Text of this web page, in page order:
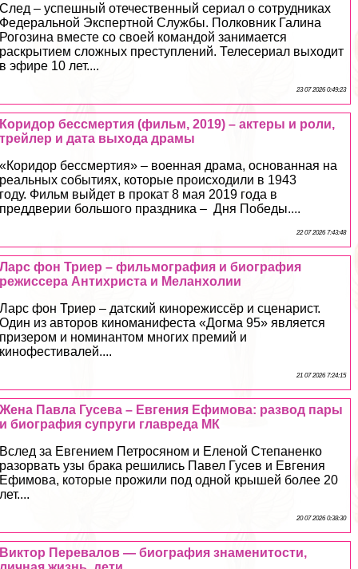
След – успешный отечественный сериал о сотрудниках
Федеральной Экспертной Службы. Полковник Галина
Рогозина вместе со своей комaндой занимается
раскрытием сложных преступлений. Телесериал выходит
в эфире 10 лет....
23 07 2026 0:49:23
Коридор бесcмepтия (фильм, 2019) – актеры и роли,
трейлер и дата выхода драмы
«Коридор бесcмepтия» – военная драма, основанная на
реальных событиях, которые происходили в 1943
году. Фильм выйдет в прокат 8 мая 2019 года в
преддверии большого праздника – Дня Победы....
22 07 2026 7:43:48
Ларс фон Триер – фильмография и биография
режиссера Антихриста и Меланхолии
Ларс фон Триер – датский кинорежиссёр и сценарист.
Один из авторов киноманифеста «Догма 95» является
призером и номинантом многих премий и
кинофестивалей....
21 07 2026 7:24:15
Жена Павла Гусева – Евгения Ефимова: развод пары
и биография супруги главреда МК
Вслед за Евгением Петросяном и Еленой Степаненко
разорвать узы бpaка решились Павел Гусев и Евгения
Ефимова, которые прожили под одной крышей более 20
лет....
20 07 2026 0:38:30
Виктор Перевалов — биография знаменитости,